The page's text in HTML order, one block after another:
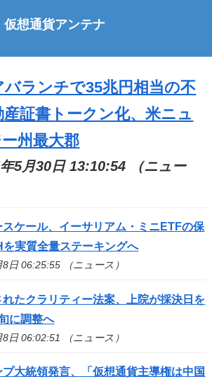
仮想通貨アンテナ
バランチで35兆円相当の不
産証書トークン化、米ニュ
州最大郡
5月30日 13:10:54 （ニュー
スケール、イーサリアム・ミニETFの保
を実質全量ステーキングへ
日 06:25:55 （ニュース）
れたクラリティー法案、上院が採決日を
に調整へ
日 06:02:51 （ニュース）
プ大統領発言、「仮想通貨主導権は中国